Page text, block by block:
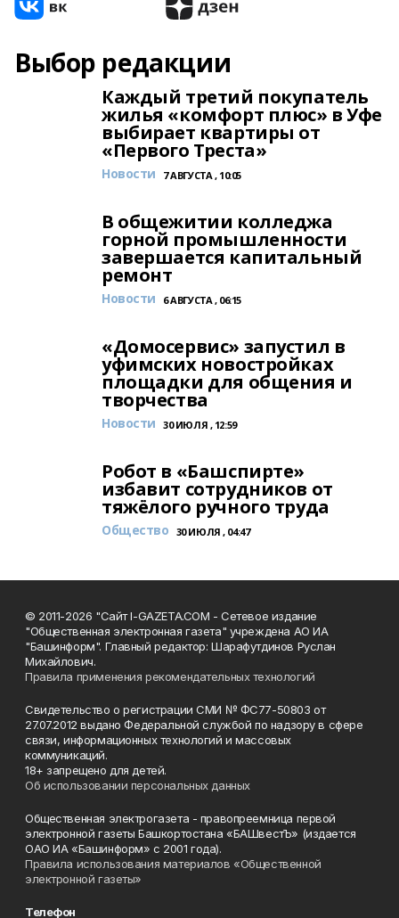
Выбор редакции
Каждый третий покупатель
жилья «комфорт плюс» в Уфе
выбирает квартиры от
«Первого Треста»
Новости 7 АВГУСТА , 10:05
В общежитии колледжа
горной промышленности
завершается капитальный
ремонт
Новости 6 АВГУСТА , 06:15
«Домосервис» запустил в
уфимских новостройках
площадки для общения и
творчества
Новости 30 ИЮЛЯ , 12:59
Робот в «Башспирте»
избавит сотрудников от
тяжёлого ручного труда
Общество 30 ИЮЛЯ , 04:47
© 2011-2026 "Сайт I-GAZETA.COM - Сетевое издание
"Общественная электронная газета" учреждена АО ИА
"Башинформ". Главный редактор: Шарафутдинов Руслан
Михайлович.
Правила применения рекомендательных технологий
Свидетельство о регистрации СМИ № ФС77-50803 от
27.07.2012 выдано Федеральной службой по надзору в сфере
связи, информационных технологий и массовых
коммуникаций.
18+ запрещено для детей.
Об использовании персональных данных
Общественная электрогазета - правопреемница первой
электронной газеты Башкортостана «БАШвестЪ» (издается
ОАО ИА «Башинформ» с 2001 года).
Правила использования материалов «Общественной
электронной газеты»
Телефон